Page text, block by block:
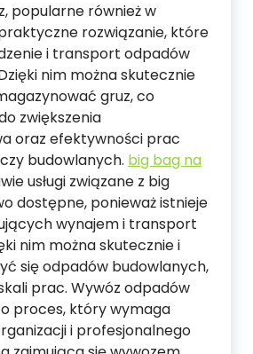
popularne również w
rozwiązanie, które
i transport odpadów
nim można skutecznie
gruz, co
zwiększenia
oraz efektywności prac
budowlanych. big bag na
usługi związane z big
dostępne, ponieważ istnieje
wynajem i transport
nim można skutecznie i
się odpadów budowlanych,
prac. Wywóz odpadów
proces, który wymaga
i profesjonalnego